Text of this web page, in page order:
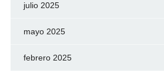
julio 2025
mayo 2025
febrero 2025